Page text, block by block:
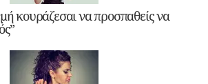
κουράζεσαι να προσπαθείς να